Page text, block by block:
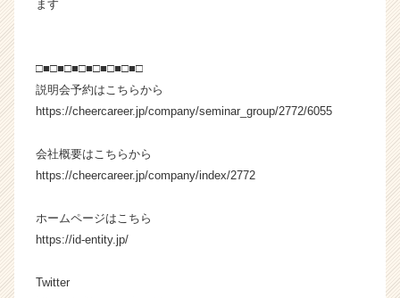
C
a
e
r）
ます
□■□■□■□■□■□■□■□
説明会予約はこちらから
https://cheercareer.jp/company/seminar_group/2772/6055
会社概要はこちらから
https://cheercareer.jp/company/index/2772
ホームページはこちら
https://id-entity.jp/
Twitter